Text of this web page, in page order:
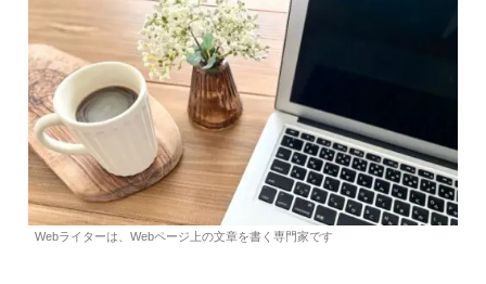
Webライターは、Webページ上の文章を書く専門家です